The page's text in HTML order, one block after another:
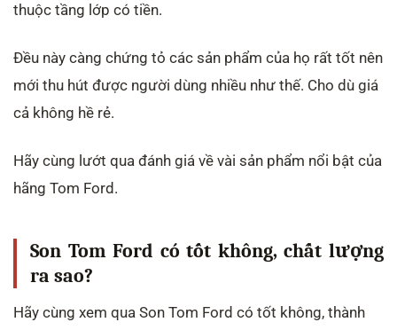
thuộc tầng lớp có tiền.
Đều này càng chứng tỏ các sản phẩm của họ rất tốt nên
mới thu hút được người dùng nhiều như thế. Cho dù giá
cả không hề rẻ.
Hãy cùng lướt qua đánh giá về vài sản phẩm nổi bật của
hãng Tom Ford.
Son Tom Ford có tốt không, chất lượng
ra sao?
Hãy cùng xem qua Son Tom Ford có tốt không, thành